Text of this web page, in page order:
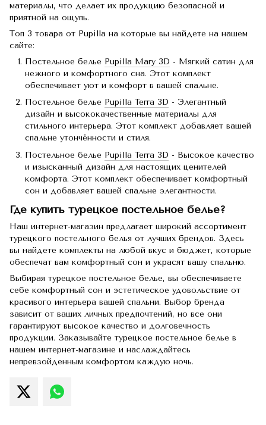
материалы, что делает их продукцию безопасной и
приятной на ощупь.
Топ 3 товара от Pupilla на которые вы найдете на нашем
сайте:
Постельное белье Pupilla Mary 3D - Мягкий сатин для
нежного и комфортного сна. Этот комплект
обеспечивает уют и комфорт в вашей спальне.
Постельное белье Pupilla Terra 3D - Элегантный
дизайн и высококачественные материалы для
стильного интерьера. Этот комплект добавляет вашей
спальне утончённости и стиля.
Постельное белье Pupilla Terra 3D - Высокое качество
и изысканный дизайн для настоящих ценителей
комфорта. Этот комплект обеспечивает комфортный
сон и добавляет вашей спальне элегантности.
Где купить турецкое постельное белье?
Наш интернет-магазин предлагает широкий ассортимент
турецкого постельного белья от лучших брендов. Здесь
вы найдете комплекты на любой вкус и бюджет, которые
обеспечат вам комфортный сон и украсят вашу спальню.
Выбирая турецкое постельное белье, вы обеспечиваете
себе комфортный сон и эстетическое удовольствие от
красивого интерьера вашей спальни. Выбор бренда
зависит от ваших личных предпочтений, но все они
гарантируют высокое качество и долговечность
продукции. Заказывайте турецкое постельное белье в
нашем интернет-магазине и наслаждайтесь
непревзойденным комфортом каждую ночь.